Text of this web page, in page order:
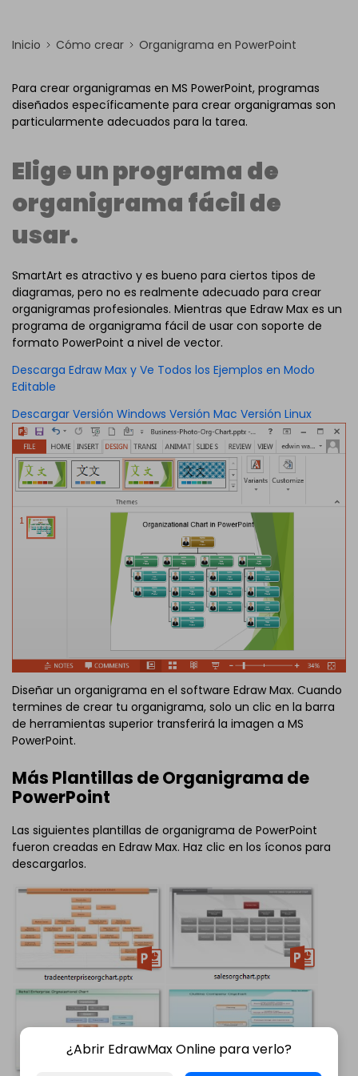
Inicio Cómo crear Organigrama en PowerPoint
Para crear organigramas en MS PowerPoint, programas
diseñados específicamente para crear organigramas son
particularmente adecuados para la tarea.
Elige un programa de
organigrama fácil de
usar.
SmartArt es atractivo y es bueno para ciertos tipos de
diagramas, pero no es realmente adecuado para crear
organigramas profesionales. Mientras que Edraw Max es un
programa de organigrama fácil de usar con soporte de
formato PowerPoint a nivel de vector.
Descarga Edraw Max y Ve Todos los Ejemplos en Modo
Editable
Descargar Versión Windows Versión Mac Versión Linux
Diseñar un organigrama en el software Edraw Max. Cuando
termines de crear tu organigrama, solo un clic en la barra
de herramientas superior transferirá la imagen a MS
PowerPoint.
Más Plantillas de Organigrama de
PowerPoint
Las siguientes plantillas de organigrama de PowerPoint
fueron creadas en Edraw Max. Haz clic en los íconos para
descargarlos.
¿Abrir EdrawMax Online para verlo?